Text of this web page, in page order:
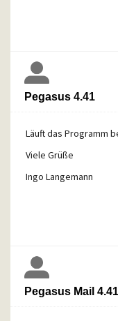
Pegasus 4.41
Läuft das Programm
Viele Grüße
Ingo Langemann
Pegasus Mail